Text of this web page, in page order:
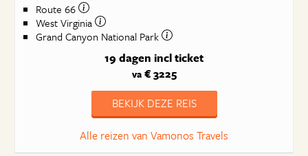
Route 66
West Virginia
Grand Canyon National Park
19 dagen incl ticket
va€ 3225
BEKIJK DEZE REIS
Alle reizen van Vamonos Travels